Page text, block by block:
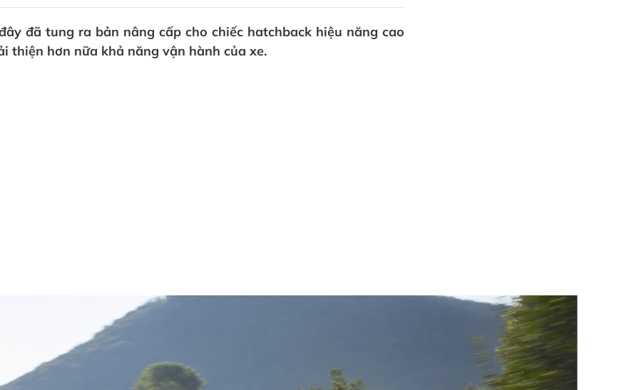
đã tung ra bản nâng cấp cho chiếc hatchback hiệu năng cao
thiện hơn nữa khả năng vận hành của xe.